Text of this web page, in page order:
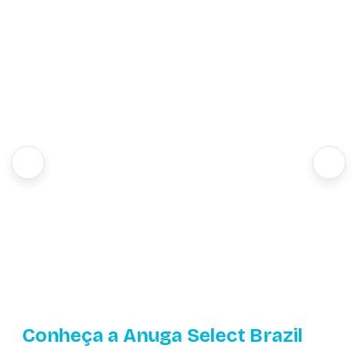
Conheça a Anuga Select Brazil